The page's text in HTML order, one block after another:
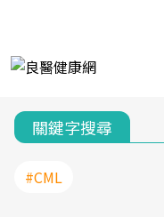
關鍵字搜尋
#CML